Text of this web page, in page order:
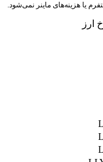
یا هزینه‌های ماینر نمی‌شود.